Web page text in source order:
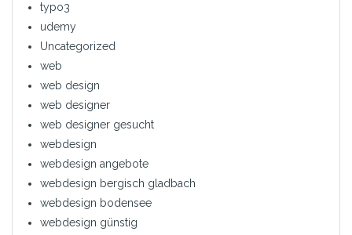
typo3
udemy
Uncategorized
web
web design
web designer
web designer gesucht
webdesign
webdesign angebote
webdesign bergisch gladbach
webdesign bodensee
webdesign günstig